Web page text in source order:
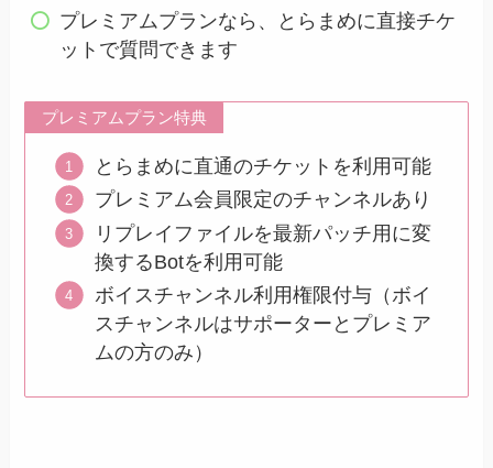
プレミアムプランなら、とらまめに直接チケ
ットで質問できます
プレミアムプラン特典
とらまめに直通のチケットを利用可能
プレミアム会員限定のチャンネルあり
リプレイファイルを最新パッチ用に変
換するBotを利用可能
ボイスチャンネル利用権限付与（ボイ
スチャンネルはサポーターとプレミア
ムの方のみ）